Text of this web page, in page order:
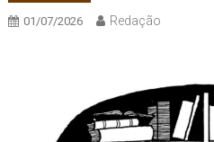
01/07/2026 Redação